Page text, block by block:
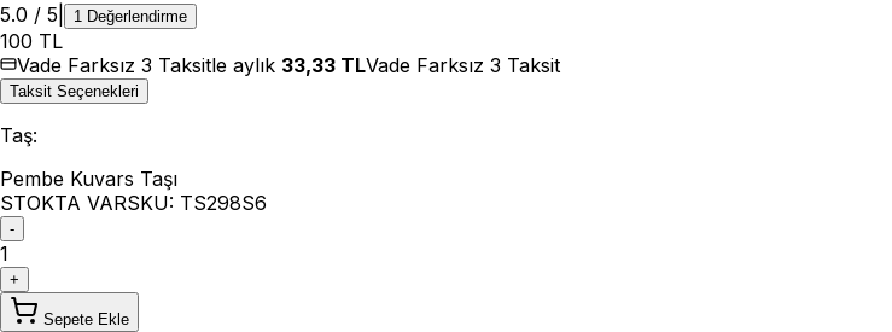
5.0 / 5 1 Değerlendirme
100 TL
Vade Farksız 3 Taksitle aylık 33,33 TLVade Farksız 3 Taksit
Taksit Seçenekleri
Taş:
Pembe Kuvars Taşı
STOKTA VARSKU: TS298S6
-
1
+
Sepete Ekle